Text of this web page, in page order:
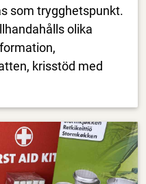
som trygghetspunkt.
olika
krisstöd med